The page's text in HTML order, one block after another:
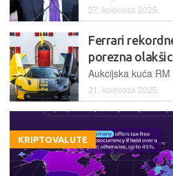
27. kolovoza 2025.
Ferrari
porezna
21. kolovoza 2025.
KRIPTOVALUTE